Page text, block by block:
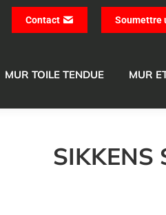
Contact Soumettre
MUR TOILE TENDUE MUR
SIKKENS